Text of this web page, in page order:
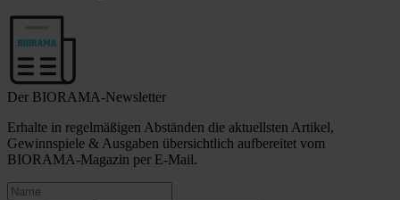
Der BIORAMA-Newsletter
Erhalte in regelmäßigen Abständen die aktuellsten Artikel,
Gewinnspiele & Ausgaben übersichtlich aufbereitet vom
BIORAMA-Magazin per E-Mail.